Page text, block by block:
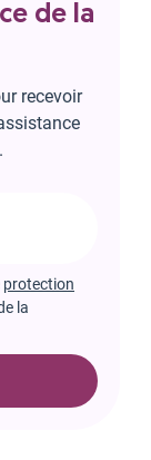
de la
recevoir
protection
la